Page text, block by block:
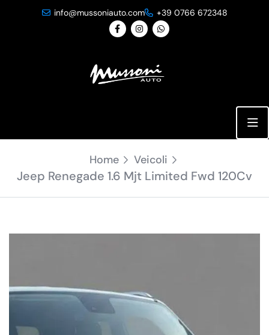
info@mussoniauto.com +39 0766 672348
Home Veicoli
Jeep Renegade 1.6 Mjt Limited Fwd 120Cv